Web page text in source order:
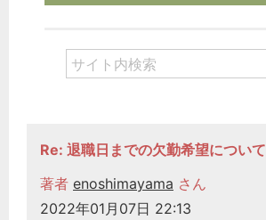
Re: 退職日までの欠勤希望について
著者 enoshimayama さん
2022年01月07日 22:13